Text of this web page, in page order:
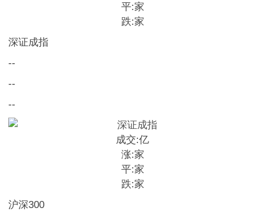
平:家
跌:家
深证成指
--
--
--
成交:亿
涨:家
平:家
跌:家
沪深300